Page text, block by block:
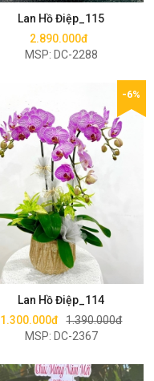
Lan Hồ Điệp_115
2.890.000đ
MSP: DC-2288
Lan Hồ Điệp_114
1.300.000đ 1.390.000đ
MSP: DC-2367
-6%
Mua ngay